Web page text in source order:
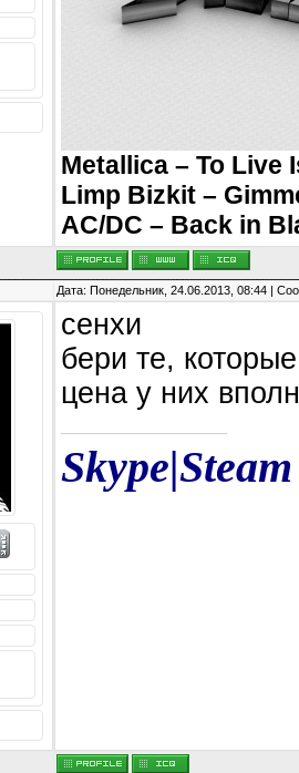
Metallica – To Live
Limp Bizkit –
AC/DC – Back in
Дата: Понедельник, 24.06.2013, 08:44 |
сенхи
бери те,
цена у них
Skype|Steam